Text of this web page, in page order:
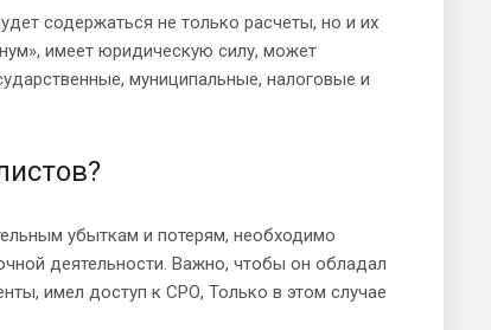
содержаться не только расчеты, но и их
имеет юридическую силу, может
муниципальные, налоговые и
убыткам и потерям, необходимо
деятельности. Важно, чтобы он обладал
имел доступ к СРО, Только в этом случае